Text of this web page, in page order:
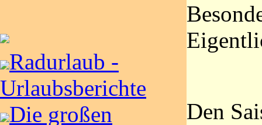
Radurlaub -
Urlaubsberichte
Die großen
Den